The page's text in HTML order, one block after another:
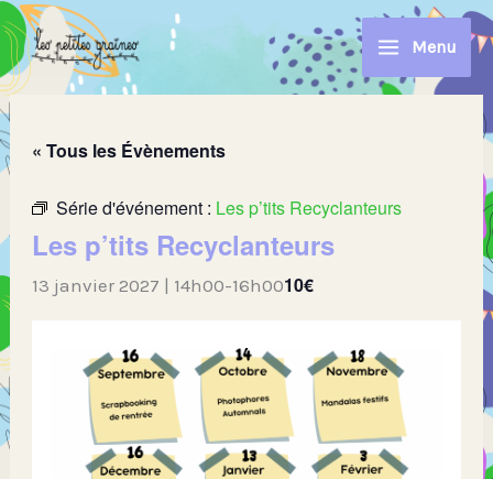
Aller
au
contenu
Menu
« Tous les Évènements
Série d'événement : Les p’tits Recyclanteurs
Les p’tits Recyclanteurs
13 janvier 2027 | 14h00-16h0010€